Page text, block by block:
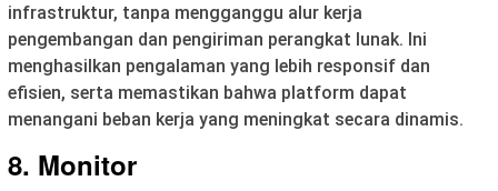
infrastruktur, tanpa mengganggu alur kerja
pengembangan dan pengiriman perangkat lunak. Ini
menghasilkan pengalaman yang lebih responsif dan
efisien, serta memastikan bahwa platform dapat
menangani beban kerja yang meningkat secara dinamis.
8. Monitor